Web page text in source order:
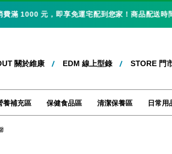
，即享免運宅配到您家！商品配送時間 -
關於維康
EDM 線上型錄 STORE 門
養補充區 保健食品區 清潔保養區 日常用